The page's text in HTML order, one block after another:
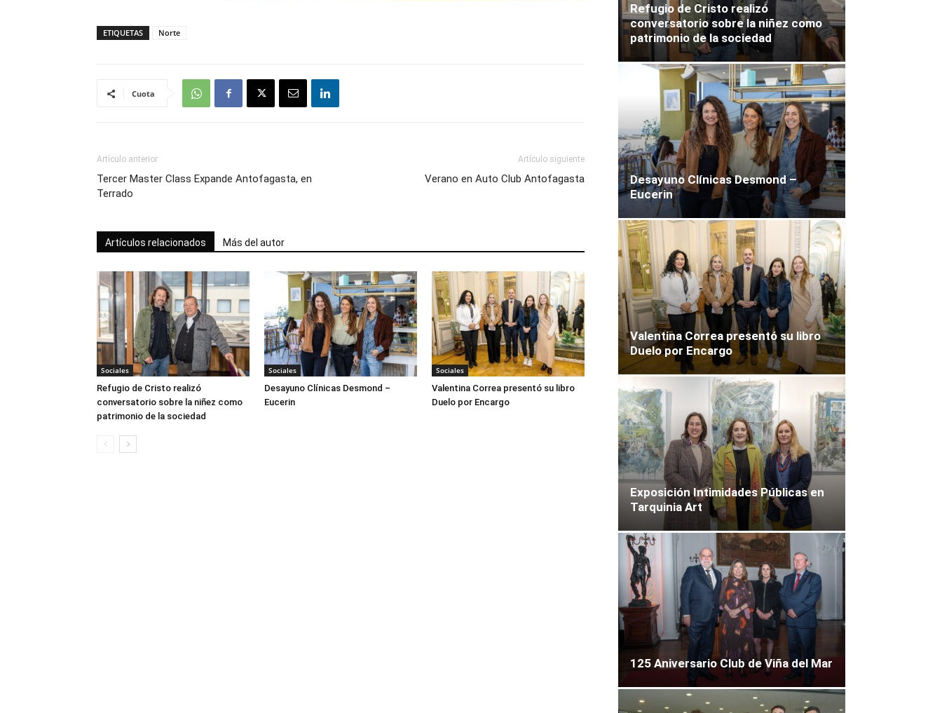
ETIQUETAS Norte
Cuota
Artículo anterior
Tercer Master Class Expande Antofagasta, en
Terrado
Artículo siguiente
Verano en Auto Club Antofagasta
Artículos relacionados Más del autor
Sociales
Refugio de Cristo realizó
conversatorio sobre la niñez como
patrimonio de la sociedad
Sociales
Desayuno Clínicas Desmond –
Eucerin
Sociales
Valentina Correa presentó su libro
Duelo por Encargo
Refugio de Cristo realizó
conversatorio sobre la niñez como
patrimonio de la sociedad
Desayuno Clínicas Desmond –
Eucerin
Valentina Correa presentó su libro
Duelo por Encargo
Exposición Intimidades Públicas en
Tarquinia Art
125 Aniversario Club de Viña del Mar